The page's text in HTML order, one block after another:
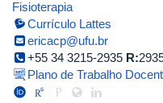
Fisioterapia
Currículo Lattes
ericacp@ufu.br
+55 34 3215-2935 R:
Plano de Trabalho